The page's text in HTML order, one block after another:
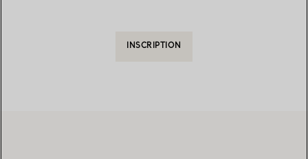
INSCRIPTION